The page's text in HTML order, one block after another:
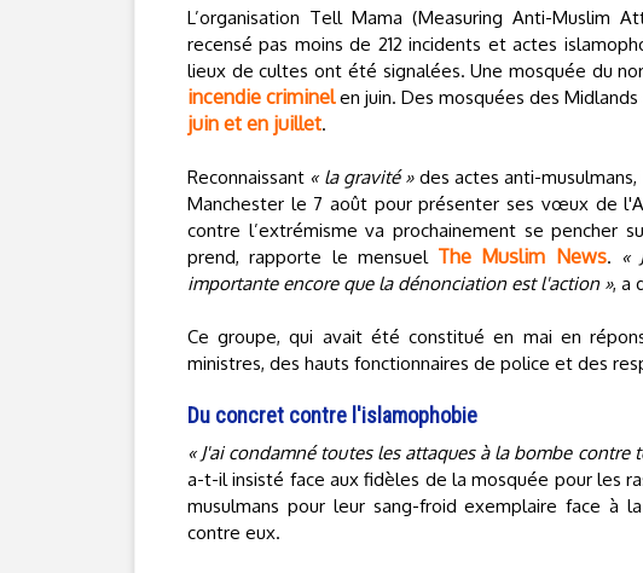
L’organisation Tell Mama (Measuring Anti-Muslim
recensé pas moins de 212 incidents et actes
lieux de cultes ont été signalées. Une mosquée du
incendie criminelen juin. Des mosquées des
juin et en juillet.
Reconnaissant « la gravité »des actes anti-musulmans,
Manchester le 7 août pour présenter ses vœux de
contre l’extrémisme va prochainement se pencher
prend, rapporte le mensuel The Muslim News. «
importante encore que la dénonciation est l'action », a
Ce groupe, qui avait été constitué en mai en
ministres, des hauts fonctionnaires de police et des
Du concret contre l'islamophobie
« J'ai condamné toutes les attaques à la bombe
a-t-il insisté face aux fidèles de la mosquée pour les
musulmans pour leur sang-froid exemplaire face à
contre eux.